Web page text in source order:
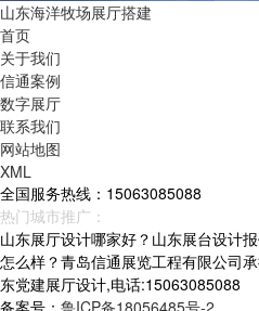
山东海洋牧场展厅搭建
首页
关于我们
信通案例
数字展厅
联系我们
网站地图
XML
全国服务热线：15063085088
热门城市推广：
山东展厅设计哪家好？山东展台设计
怎么样？青岛信通展览工程有限公司
东党建展厅设计,电话:15063085088